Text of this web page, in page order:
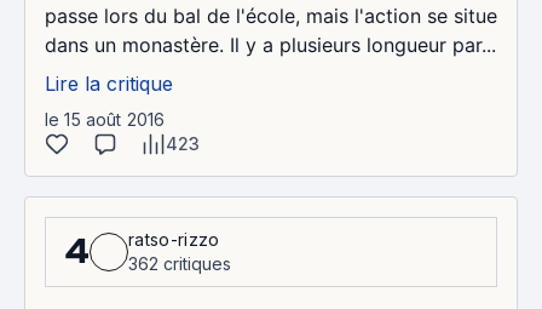
passe lors du bal de l'école, mais l'action se situe
dans un monastère. Il y a plusieurs longueur par...
Lire la critique
le 15 août 2016
423
4
ratso-rizzo
362 critiques